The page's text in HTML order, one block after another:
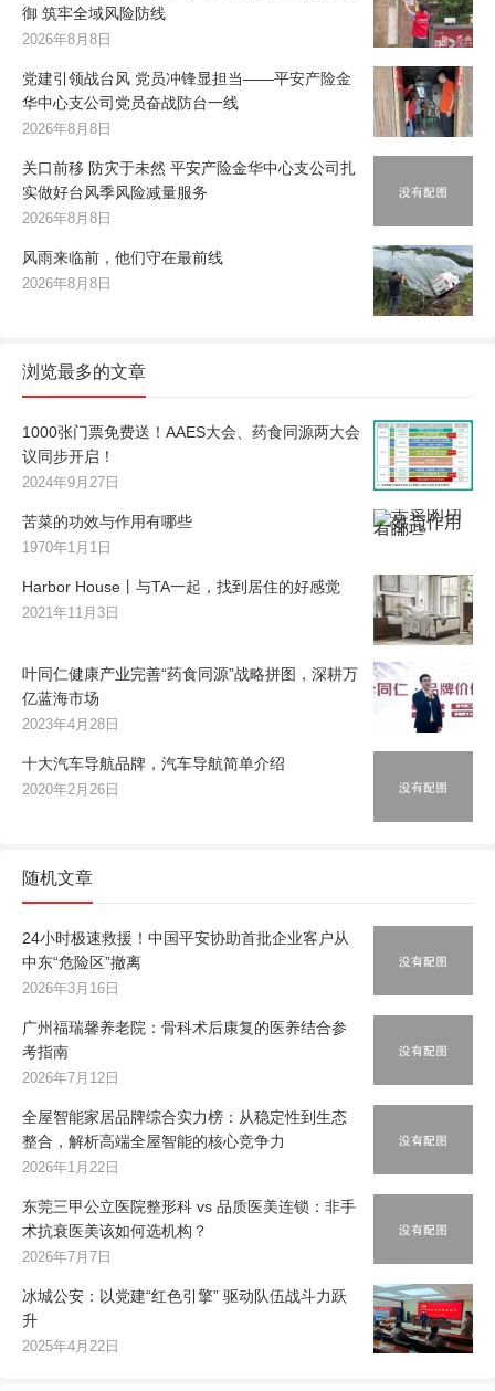
御 筑牢全域风险防线
2026年8月8日
党建引领战台风 党员冲锋显担当——平安产险金
华中心支公司党员奋战防台一线
2026年8月8日
关口前移 防灾于未然 平安产险金华中心支公司扎
实做好台风季风险减量服务
2026年8月8日
风雨来临前，他们守在最前线
2026年8月8日
浏览最多的文章
1000张门票免费送！AAES大会、药食同源两大会
议同步开启！
2024年9月27日
苦菜的功效与作用有哪些
1970年1月1日
Harbor House丨与TA一起，找到居住的好感觉
2021年11月3日
叶同仁健康产业完善“药食同源”战略拼图，深耕万
亿蓝海市场
2023年4月28日
十大汽车导航品牌，汽车导航简单介绍
2020年2月26日
随机文章
24小时极速救援！中国平安协助首批企业客户从
中东“危险区”撤离
2026年3月16日
广州福瑞馨养老院：骨科术后康复的医养结合参
考指南
2026年7月12日
全屋智能家居品牌综合实力榜：从稳定性到生态
整合，解析高端全屋智能的核心竞争力
2026年1月22日
东莞三甲公立医院整形科 vs 品质医美连锁：非手
术抗衰医美该如何选机构？
2026年7月7日
冰城公安：以党建“红色引擎” 驱动队伍战斗力跃
升
2025年4月22日